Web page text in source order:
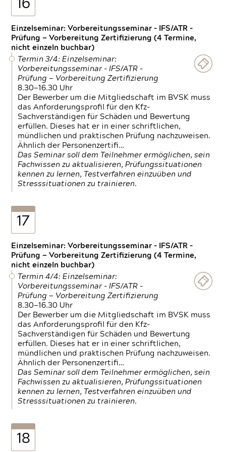
16
Einzelseminar: Vorbereitungsseminar - IFS/ATR -
Prüfung — Vorbereitung Zertifizierung (4 Termine,
nicht einzeln buchbar)
Termin 3/4: Einzelseminar:
Vorbereitungsseminar - IFS/ATR -
Prüfung — Vorbereitung Zertifizierung
8.30—16.30 Uhr
Der Bewerber um die Mitgliedschaft im BVSK muss
das Anforderungsprofil für den Kfz-
Sachverständigen für Schäden und Bewertung
erfüllen. Dieses hat er in einer schriftlichen,
mündlichen und praktischen Prüfung nachzuweisen.
Ähnlich der Personenzertifi…
Das Seminar soll dem Teilnehmer ermöglichen, sein
Fachwissen zu aktualisieren, Prüfungssituationen
kennen zu lernen, Testverfahren einzuüben und
Stresssituationen zu trainieren.
17
Einzelseminar: Vorbereitungsseminar - IFS/ATR -
Prüfung — Vorbereitung Zertifizierung (4 Termine,
nicht einzeln buchbar)
Termin 4/4: Einzelseminar:
Vorbereitungsseminar - IFS/ATR -
Prüfung — Vorbereitung Zertifizierung
8.30—16.30 Uhr
Der Bewerber um die Mitgliedschaft im BVSK muss
das Anforderungsprofil für den Kfz-
Sachverständigen für Schäden und Bewertung
erfüllen. Dieses hat er in einer schriftlichen,
mündlichen und praktischen Prüfung nachzuweisen.
Ähnlich der Personenzertifi…
Das Seminar soll dem Teilnehmer ermöglichen, sein
Fachwissen zu aktualisieren, Prüfungssituationen
kennen zu lernen, Testverfahren einzuüben und
Stresssituationen zu trainieren.
18